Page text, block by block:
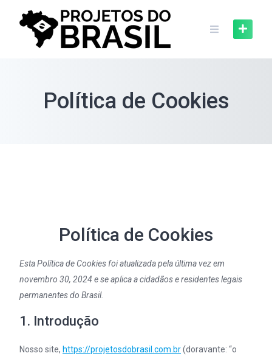
Política de Cookies
Política de Cookies
Esta Política de Cookies foi atualizada pela última vez em
novembro 30, 2024 e se aplica a cidadãos e residentes legais
permanentes do Brasil.
1. Introdução
Nosso site, https://projetosdobrasil.com.br(doravante: “o